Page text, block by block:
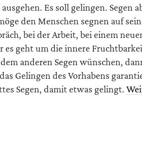
Es soll gelingen. Segen
den Menschen segnen auf
bei der Arbeit, bei einem
es geht um die innere
anderen Segen wünschen,
Gelingen des Vorhabens
Segen, damit etwas gelingt.